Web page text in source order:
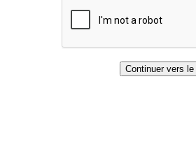
Continuer vers